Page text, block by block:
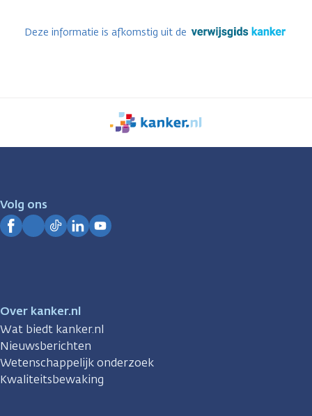
Deze informatie is afkomstig uit de
We
zijn
Volg ons
Over kanker.nl
Wat biedt kanker.nl
Nieuwsberichten
Wetenschappelijk onderzoek
Kwaliteitsbewaking